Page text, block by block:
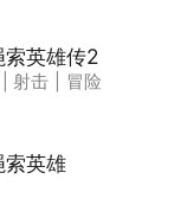
索英雄传2
射击
冒险
索英雄
射击